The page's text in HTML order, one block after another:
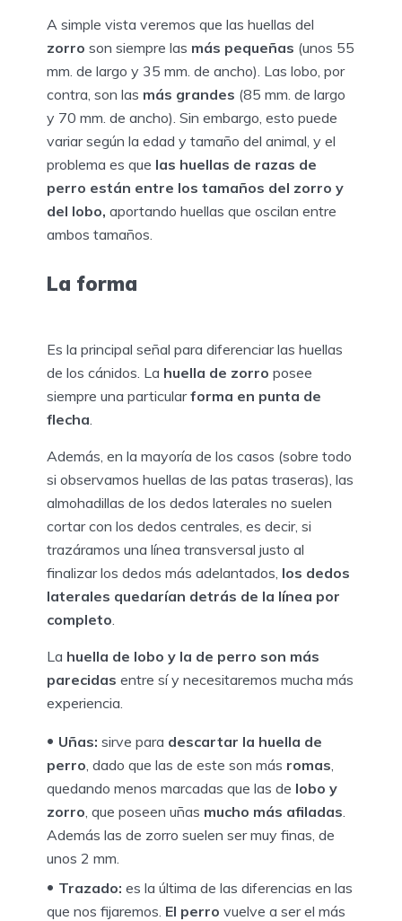
A simple vista veremos que las huellas del
zorro son siempre las más pequeñas (unos 55
mm. de largo y 35 mm. de ancho). Las lobo, por
contra, son las más grandes (85 mm. de largo
y 70 mm. de ancho). Sin embargo, esto puede
variar según la edad y tamaño del animal, y el
problema es que las huellas de razas de
perro están entre los tamaños del zorro y
del lobo, aportando huellas que oscilan entre
ambos tamaños.
La forma
Es la principal señal para diferenciar las huellas
de los cánidos. La huella de zorro posee
siempre una particularforma en punta de
flecha
Además, en la mayoría de los casos (sobre todo
si observamos huellas de las patas traseras), las
almohadillas de los dedos laterales no suelen
cortar con los dedos centrales, es decir, si
trazáramos una línea transversal justo al
finalizar los dedos más adelantados, los dedos
laterales quedarían detrás de la línea por
completo
La huella de lobo y la de perro son más
parecidas entre sí y necesitaremos mucha más
experiencia.
Uñas: sirve para descartar la huella de
perro , dado que las de este son más romas
quedando menos marcadas que las de lobo y
zorro , que poseen uñas mucho más afiladas
Además las de zorro suelen ser muy finas, de
unos 2 mm.
Trazado: es la última de las diferencias en las
que nos fijaremos. El perro vuelve a ser el más